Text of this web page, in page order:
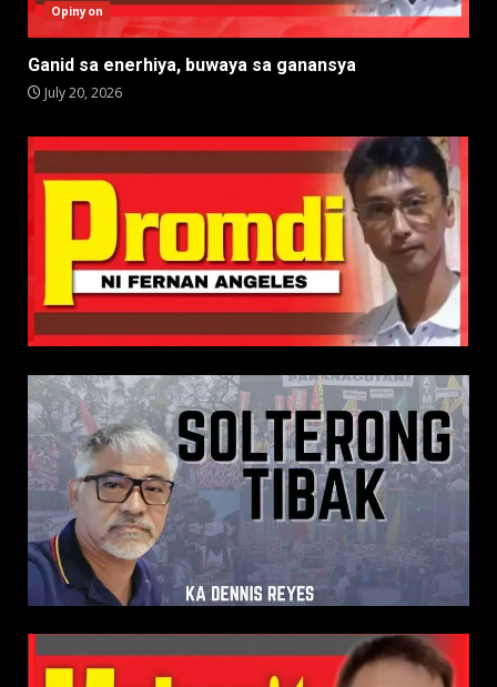
Opinyon
Ganid sa enerhiya, buwaya sa ganansya
July 20, 2026